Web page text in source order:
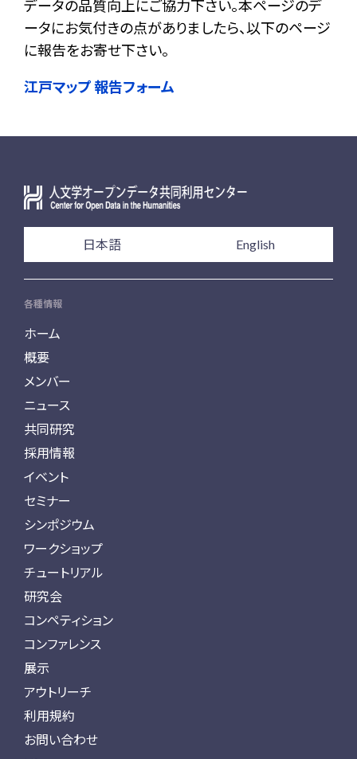
データの品質向上にご協力下さい。本ページのデ
ータにお気付きの点がありましたら、以下のページ
に報告をお寄せ下さい。
江戸マップ 報告フォーム
日本語 English
各種情報
ホーム
概要
メンバー
ニュース
共同研究
採用情報
イベント
セミナー
シンポジウム
ワークショップ
チュートリアル
研究会
コンペティション
コンファレンス
展示
アウトリーチ
利用規約
お問い合わせ